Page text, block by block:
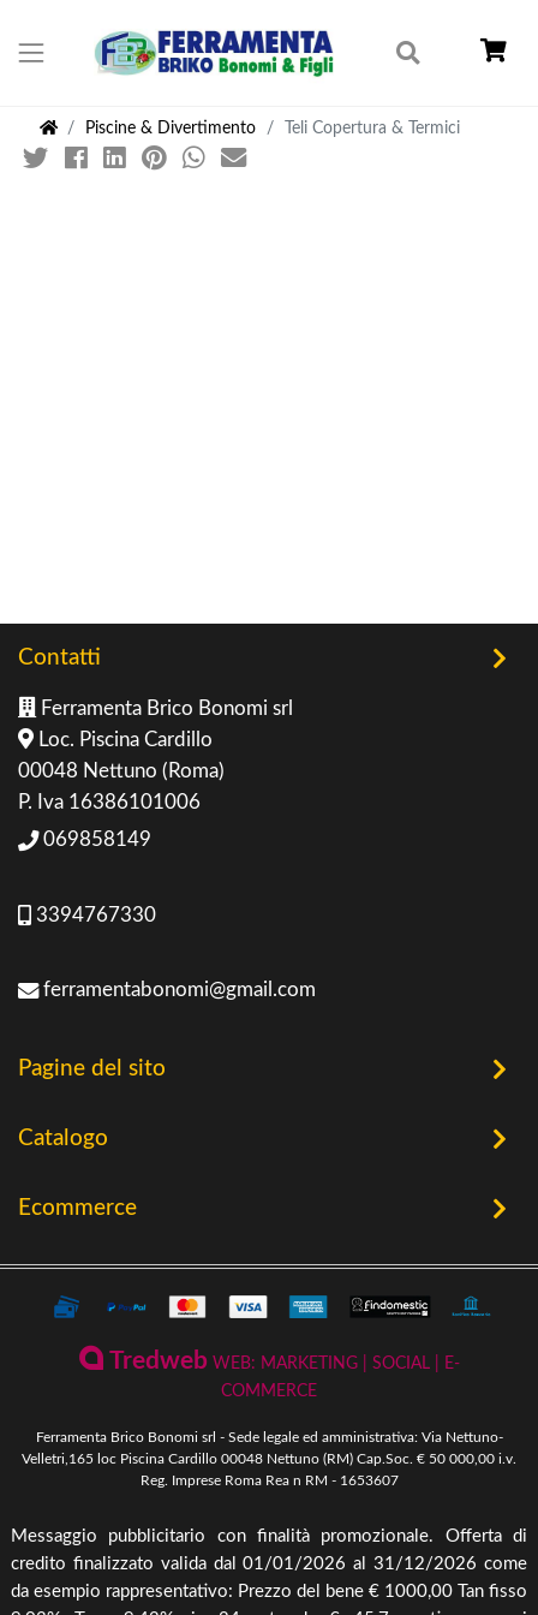
Piscine & Divertimento Teli Copertura & Termici
Contatti
Ferramenta Brico Bonomi srl
Loc. Piscina Cardillo
00048 Nettuno (Roma)
P. Iva 16386101006
069858149
3394767330
ferramentabonomi@gmail.com
Pagine del sito
Home
Offerte
Storia
Catalogo
Riscaldamento a Biomassa
Ferramenta & Fai Da Te
Giardinaggio
Piscine & Divertimento
Arredo Giardino & Mare
Mangimi & Pet Care
Agricoltura
Irrigazione & Pompe
Ecommerce
Termini e Privacy
Condizioni Generali di Vendita
Pagamenti Disponibili
Spedizione e Imballaggio
Cambio, Resi e Rimborsi
TredwebWEB: MARKETING | SOCIAL | E-
COMMERCE
Ferramenta Brico Bonomi srl - Sede legale ed amministrativa: Via Nettuno-
Velletri,165 loc Piscina Cardillo 00048 Nettuno (RM) Cap.Soc. € 50 000,00 i.v.
Reg. Imprese Roma Rea n RM - 1653607
Messaggio pubblicitario con finalità promozionale. Offerta di
credito finalizzato valida dal 01/01/2026 al 31/12/2026 come
da esempio rappresentativo: Prezzo del bene € 1000,00 Tan fisso